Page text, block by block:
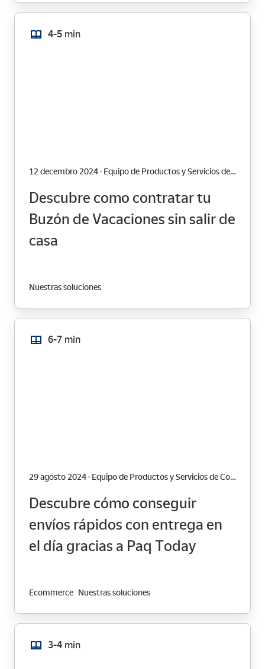
4-5 min
12 decembro 2024 · Equipo de Productos y Servicios de Correos
Descubre como contratar tu
Buzón de Vacaciones sin salir de
casa
Nuestras soluciones
6-7 min
29 agosto 2024 · Equipo de Productos y Servicios de Correos
Descubre cómo conseguir
envíos rápidos con entrega en
el día gracias a Paq Today
Ecommerce Nuestras soluciones
3-4 min